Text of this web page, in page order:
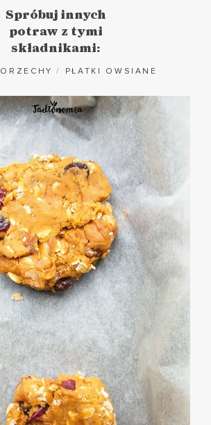
Spróbuj innych
potraw z tymi
składnikami:
ORZECHY / PŁATKI OWSIANE